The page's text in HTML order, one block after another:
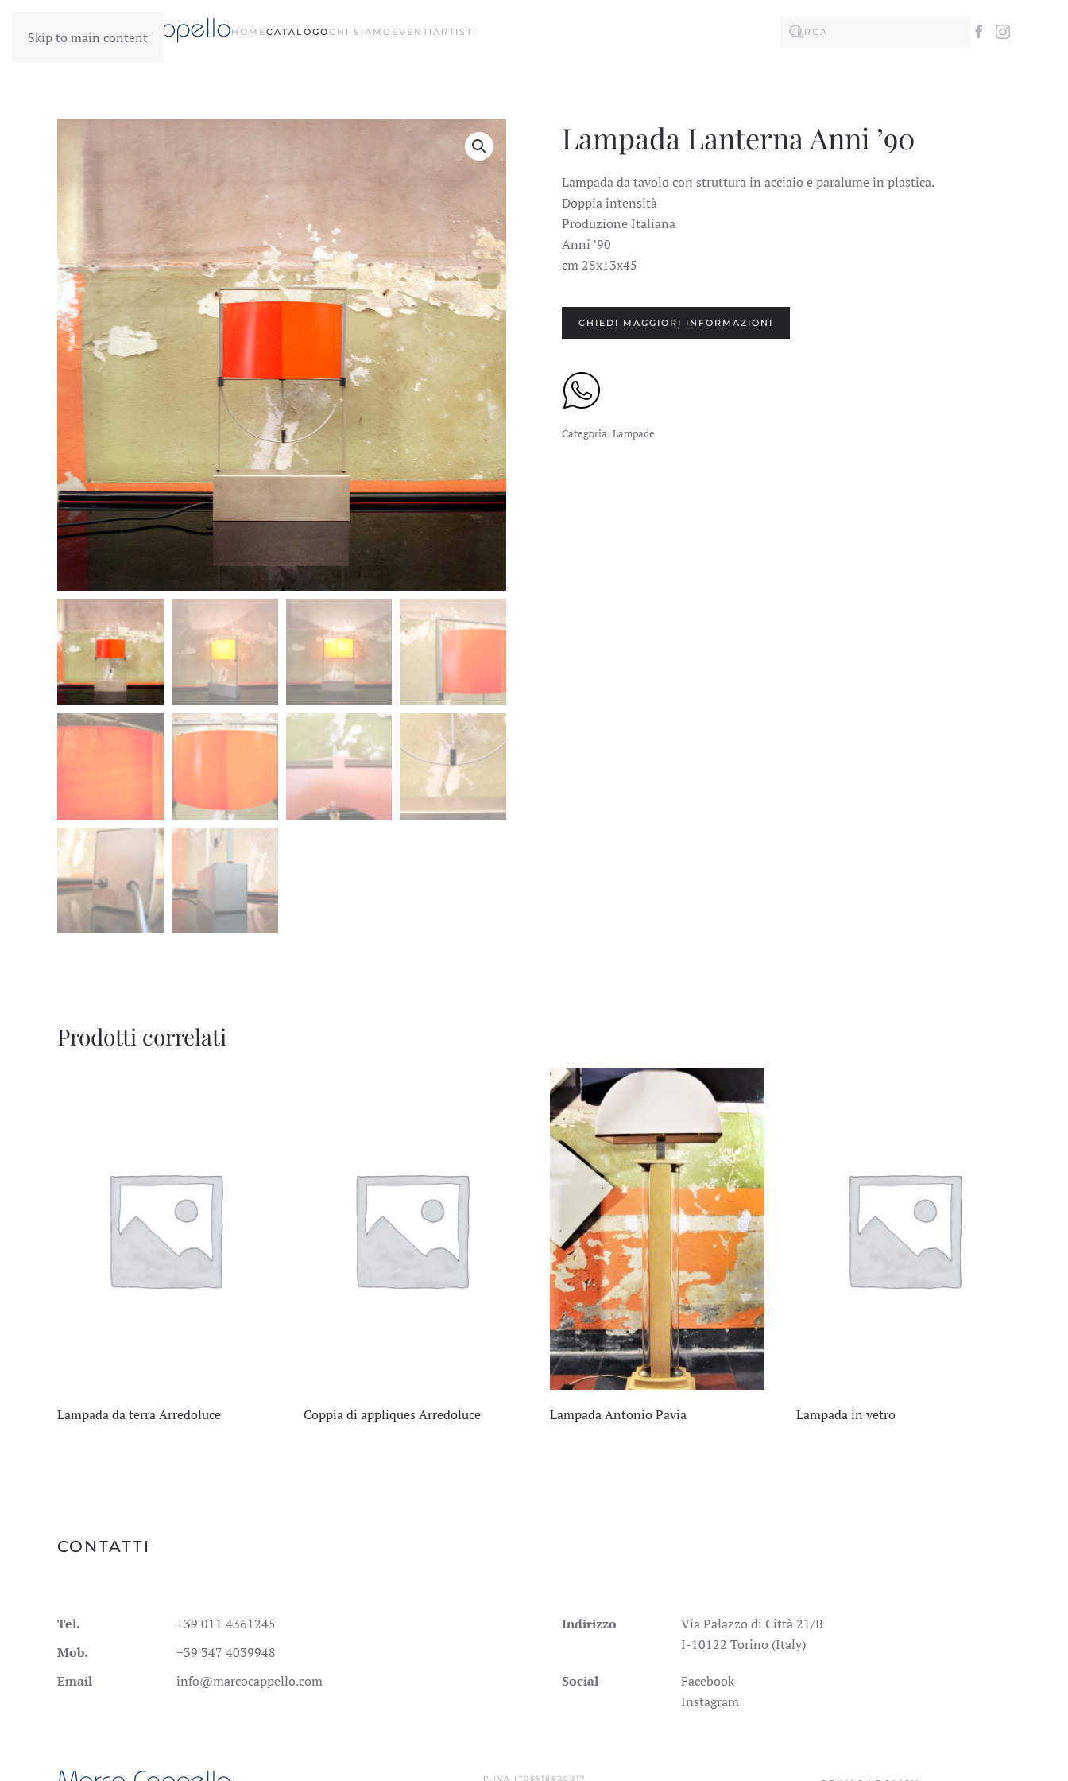
Skip to main content HOMECATALOGOCHI SIAMO EVENTI ARTISTI
Lampada Lanterna Anni ’90
Lampada da tavolo con struttura in acciaio e paralume in plastica.
Doppia intensità
Produzione Italiana
Anni ’90
cm 28x13x45
CHIEDI MAGGIORI INFORMAZIONI
Categoria: Lampade
Prodotti correlati
Lampada da terra Arredoluce Coppia di appliques Arredoluce Lampada Antonio Pavia Lampada in vetro
CONTATTI
Tel.
+39 011 4361245
Mob.
+39 347 4039948
Email
info@marcocappello.com
Indirizzo
Via Palazzo di Città 21/B
I-10122 Torino (Italy)
Social
Facebook
Instagram
P.IVA IT05518620017